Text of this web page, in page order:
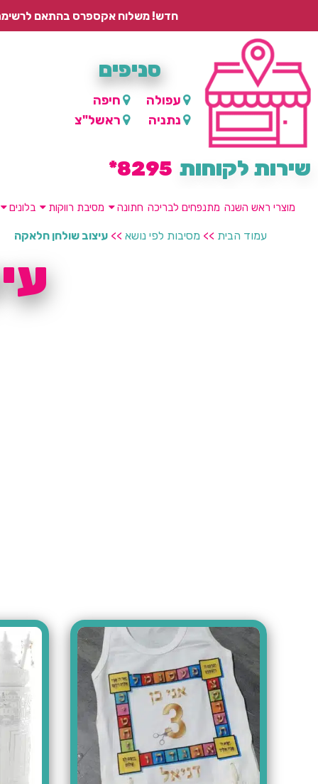
חדש! משלוח אקספרס בהתאם לרשימת היישובים – עד 2 ימי עסקים, ועד 4 ימי עסקים למוצרים
סניפים
עפולה
חיפה
נתניה
ראשל"צ
שירות לקוחות 8295*
מוצרי ראש השנה מתנפחים לבריכה חתונה מסיבת רווקות בלונים
עמוד הבית >> מסיבות לפי נושא >> עיצוב שולחן חלאקה